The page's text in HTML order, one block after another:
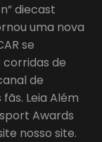
diecast
uma nova
se
de
de
Leia Além
Awards
nosso site.